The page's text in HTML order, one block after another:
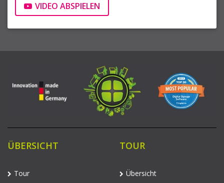
VIDEO ABSPIELEN
ÜBERSICHT
Tour
TOUR
Übersicht